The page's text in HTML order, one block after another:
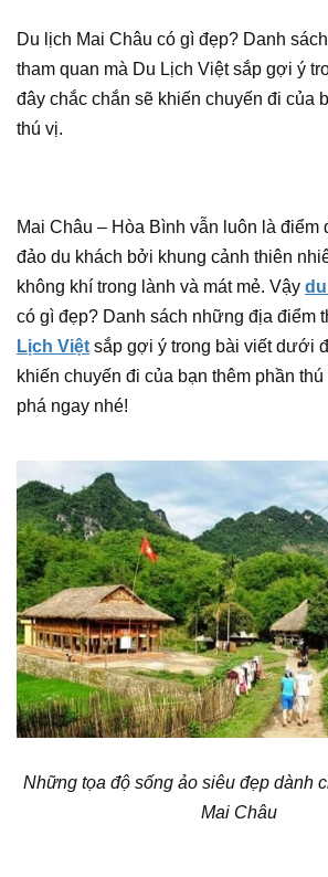
Du lịch Mai Châu có gì đẹp? Danh
tham quan mà Du Lịch Việt sắp gợi ý
đây chắc chắn sẽ khiến chuyến đi của
thú vị.
Mai Châu – Hòa Bình vẫn luôn là điểm
đảo du khách bởi khung cảnh thiên
không khí trong lành và mát mẻ. Vậy
có gì đẹp? Danh sách những địa điểm
Lịch Việt sắp gợi ý trong bài viết dưới
khiến chuyến đi của bạn thêm phần
phá ngay nhé!
Những tọa độ sống ảo siêu đẹp dành
Mai Châu